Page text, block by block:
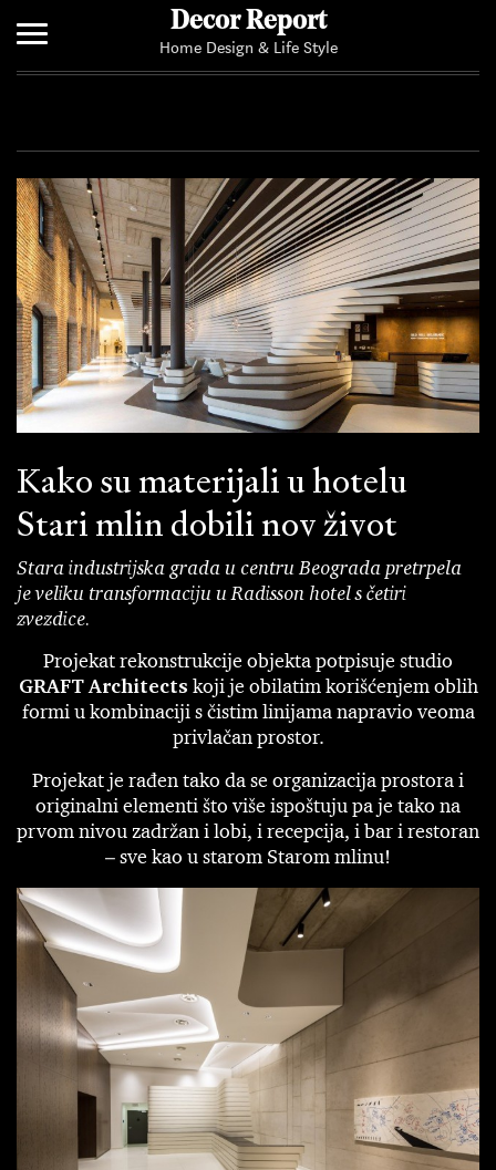
Decor Report
Home Design & Life Style
Kako su materijali u hotelu
Stari mlin dobili nov život
Stara industrijska grada u centru Beograda pretrpela
je veliku transformaciju u Radisson hotel s četiri
zvezdice.
Projekat rekonstrukcije objekta potpisuje studio
GRAFT Architects koji je obilatim korišćenjem oblih
formi u kombinaciji s čistim linijama napravio veoma
privlačan prostor.
Projekat je rađen tako da se organizacija prostora i
originalni elementi što više ispoštuju pa je tako na
prvom nivou zadržan i lobi, i recepcija, i bar i restoran
– sve kao u starom Starom mlinu!